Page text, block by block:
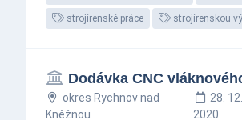
strojírenské práce strojírenskou
Dodávka CNC
okres Rychnov nad
Kněžnou
28. 12.
2020